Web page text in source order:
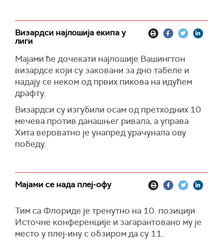
Визардси најлошија екипа у
лиги
Мајами ће дочекати најлошије Вашингтон
визардсе који су заковани за дно табеле и
надају се неком од првих пикова на идућем
драфту.
Визардси су изгубили осам од претходних 10
мечева против данашњег ривала, а управа
Хита вероватно је унапред урачунала ову
победу.
Мајами се нада плеј-офу
Тим са Флориде је тренутно на 10. позицији
Источне конференције и загарантовано му је
место у плеј-ину с обзиром да су 11.